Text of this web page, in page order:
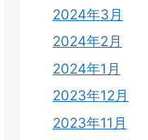
2024年3月
2024年2月
2024年1月
2023年12月
2023年11月